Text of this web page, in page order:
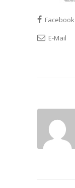
Facebook
E-Mail